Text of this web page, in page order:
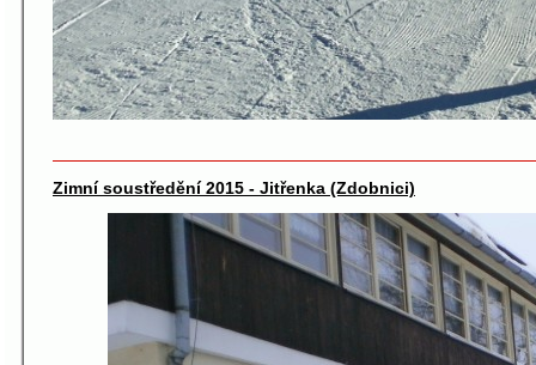
Zimní soustředění 2015 - Jitřenka (Zdobnici)